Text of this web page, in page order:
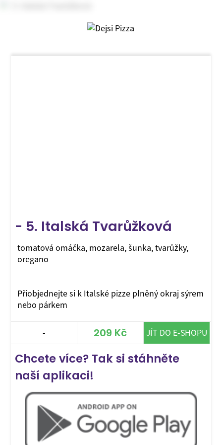
- 5. Italská Tvarůžková
tomatová omáčka, mozarela, šunka, tvarůžky,
oregano
Přiobjednejte si k Italské pizze plněný okraj sýrem
nebo párkem
- 209 Kč JÍT DO E-SHOPU
Chcete více? Tak si stáhněte
naší aplikaci!